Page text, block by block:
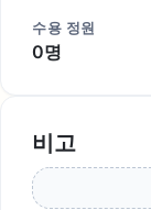
수용 정원
0명
비고